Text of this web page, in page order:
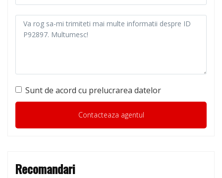
Sunt de acord cu prelucrarea datelor
Recomandari